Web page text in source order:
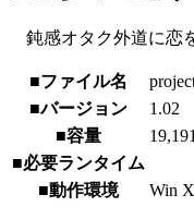
鈍感オタク外道に恋
■ファイル名
■バージョン
1.02
■容量
■必要ランタイム
■動作環境
Win